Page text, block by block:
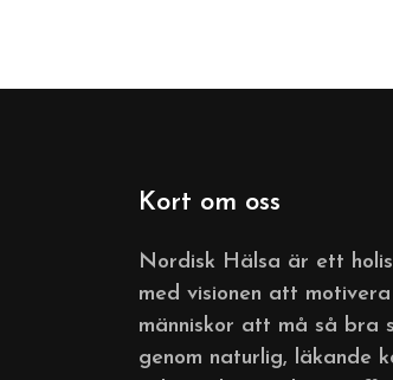
Kort om oss
Nordisk Hälsa är ett
med visionen att
människor att må så bra
genom naturlig, läkande